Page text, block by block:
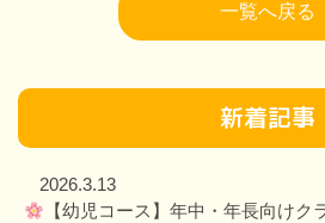
一覧へ戻る
新着記事
2026.3.13
【幼児コース】年中・年長向けク